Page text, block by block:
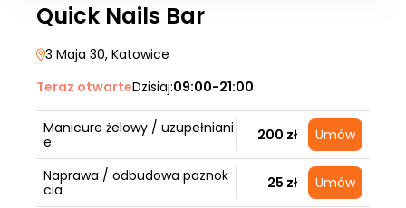
Quick Nails Bar
3 Maja 30, Katowice
Teraz otwarteDzisiaj:09:00-21:00
Manicure żelowy / uzupełniani
e
200 zł Umów
Naprawa / odbudowa paznok
cia
25 zł Umów